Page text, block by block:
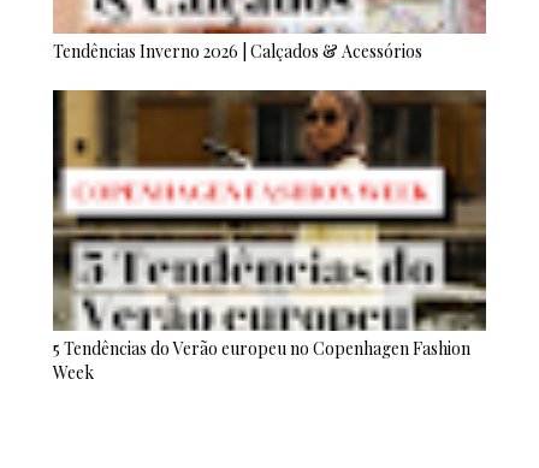
Tendências Inverno 2026 | Calçados & Acessórios
5 Tendências do Verão europeu no Copenhagen Fashion
Week